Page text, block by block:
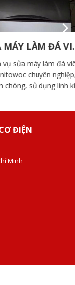
SỬA MÁY LÀM ĐÁ VIÊN MANITOWOC
sửa máy làm đá viên
chuyên nghiệp,
sử dụng linh kiện
ĐIỆN
Minh